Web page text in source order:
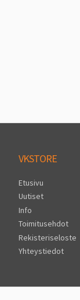
VKSTORE
Etusivu
Uutiset
Info
Toimitusehdot
Rekisteriseloste
Yhteystiedot